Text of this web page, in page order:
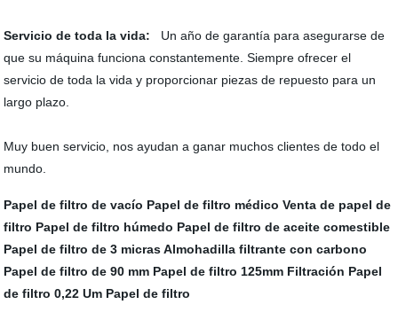
Servicio de toda la vida: Un año de garantía para asegurarse de
que su máquina funciona constantemente. Siempre ofrecer el
servicio de toda la vida y proporcionar piezas de repuesto para un
largo plazo.
Muy buen servicio, nos ayudan a ganar muchos clientes de todo el
mundo.
Papel de filtro de vacío Papel de filtro médico Venta de papel de
filtro Papel de filtro húmedo Papel de filtro de aceite comestible
Papel de filtro de 3 micras Almohadilla filtrante con carbono
Papel de filtro de 90 mm Papel de filtro 125mm Filtración Papel
de filtro 0,22 Um Papel de filtro